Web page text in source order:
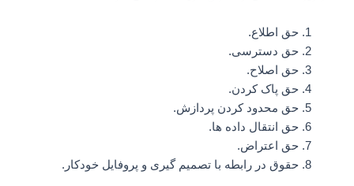
حق اطلاع.
حق دسترسی.
حق اصلاح.
حق پاک کردن.
حق محدود کردن پردازش.
حق انتقال داده ها.
حق اعتراض.
حقوق در رابطه با تصمیم گیری و پروفایل خودکار.